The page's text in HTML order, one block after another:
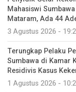
Mahasiswi
Mataram, Ada 44
3 Agustus 2026 -
Terungkap Pelaku
Sumbawa di Kamar
Residivis Kasus
1 Agustus 2026 -